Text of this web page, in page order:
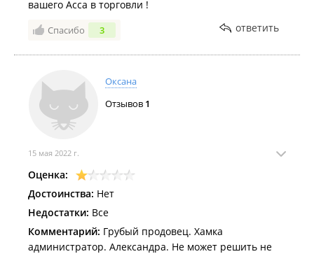
вашего Асса в торговли !
Спасибо 3 ответить
Оксана
Отзывов 1
15 мая 2022 г.
Оценка:
Достоинства: Нет
Недостатки: Все
Комментарий: Грубый продовец. Хамка
администратор. Александра. Не может решить не